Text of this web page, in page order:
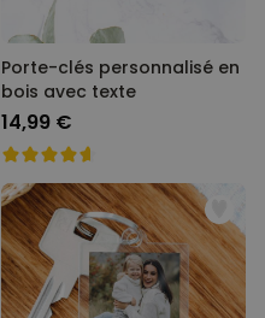
Porte-clés personnalisé en
bois avec texte
14,99 €